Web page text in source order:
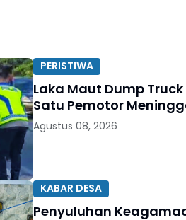
PERISTIWA
Laka Maut Dump
Satu Pemotor
Agustus 08, 2026
KABAR DESA
Penyuluhan